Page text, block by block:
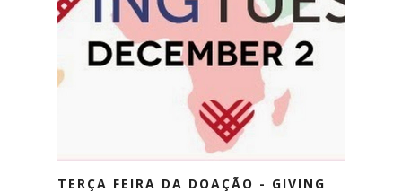
TERÇA FEIRA DA DOAÇÃO - GIVING